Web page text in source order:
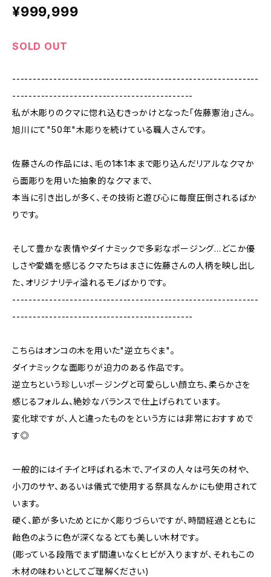
¥999,999
SOLD OUT
------------------------------------------------------------
--------------------------------------------
私が木彫りのクマに惚れ込むきっかけとなった「佐藤憲治」さん。
旭川にて"50年"木彫りを続けている職人さんです。
佐藤さんの作品には、毛の1本1本まで彫り込んだリアルなクマか
ら面彫りを用いた抽象的なクマまで、
本当に引き出しが多く、その技術と遊び心に毎度圧倒されるばか
りです。
そして豊かな表情やダイナミックで多彩なポージング…どこか優
しさや愛嬌を感じるクマたちはまさに佐藤さんの人柄を映し出し
た、オリジナリティ溢れるモノばかりです。
------------------------------------------------------------
--------------------------------------------
こちらはオンコの木を用いた"逆立ちぐま"。
ダイナミックな面彫りが迫力のある作品です。
逆立ちという珍しいポージングと可愛らしい顔立ち、柔らかさを
感じるフォルム、絶妙なバランスで仕上げられています。
変化球ですが、人と違ったものをという方には非常におすすめで
す◎
一般的にはイチイと呼ばれる木で、アイヌの人々は弓矢の材や、
小刀のサヤ、あるいは儀式で使用する祭具なんかにも使用されて
います。
硬く、節が多いためとにかく彫りづらいですが、時間経過とともに
飴色のように色が深くなるとても美しい木材です。
(彫っている段階でまず間違いなくヒビが入りますが、それもこの
木材の味わいとしてご理解ください)